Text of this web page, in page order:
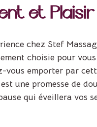
et Plaisir
chez Stef
choisie pour
vous emporter par
une promesse de
qui éveillera vos